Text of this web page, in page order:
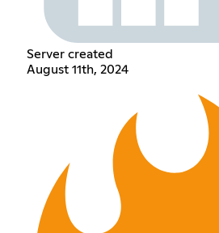
Server created
August 11th, 2024